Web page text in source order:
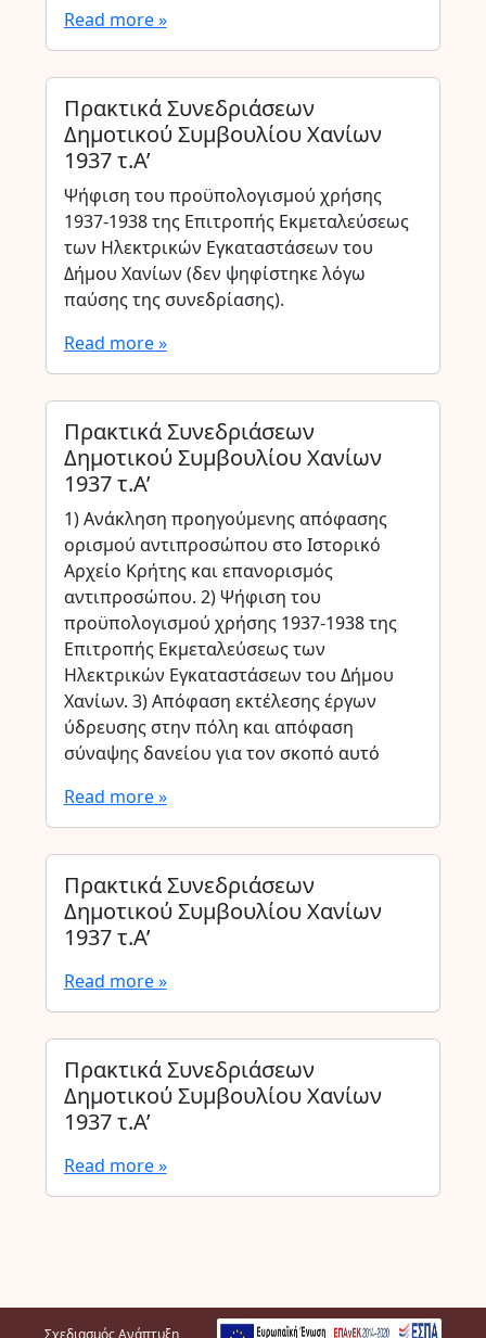
Read more »
Πρακτικά Συνεδριάσεων
Δημοτικού Συμβουλίου Χανίων
1937 τ.Α’
Ψήφιση του προϋπολογισμού χρήσης
1937-1938 της Επιτροπής Εκμεταλεύσεως
των Ηλεκτρικών Εγκαταστάσεων του
Δήμου Χανίων (δεν ψηφίστηκε λόγω
παύσης της συνεδρίασης).
Read more »
Πρακτικά Συνεδριάσεων
Δημοτικού Συμβουλίου Χανίων
1937 τ.Α’
1) Ανάκληση προηγούμενης απόφασης
ορισμού αντιπροσώπου στο Ιστορικό
Αρχείο Κρήτης και επανορισμός
αντιπροσώπου. 2) Ψήφιση του
προϋπολογισμού χρήσης 1937-1938 της
Επιτροπής Εκμεταλεύσεως των
Ηλεκτρικών Εγκαταστάσεων του Δήμου
Χανίων. 3) Απόφαση εκτέλεσης έργων
ύδρευσης στην πόλη και απόφαση
σύναψης δανείου για τον σκοπό αυτό
Read more »
Πρακτικά Συνεδριάσεων
Δημοτικού Συμβουλίου Χανίων
1937 τ.Α’
Read more »
Πρακτικά Συνεδριάσεων
Δημοτικού Συμβουλίου Χανίων
1937 τ.Α’
Read more »
Σχεδιασμός Ανάπτυξη